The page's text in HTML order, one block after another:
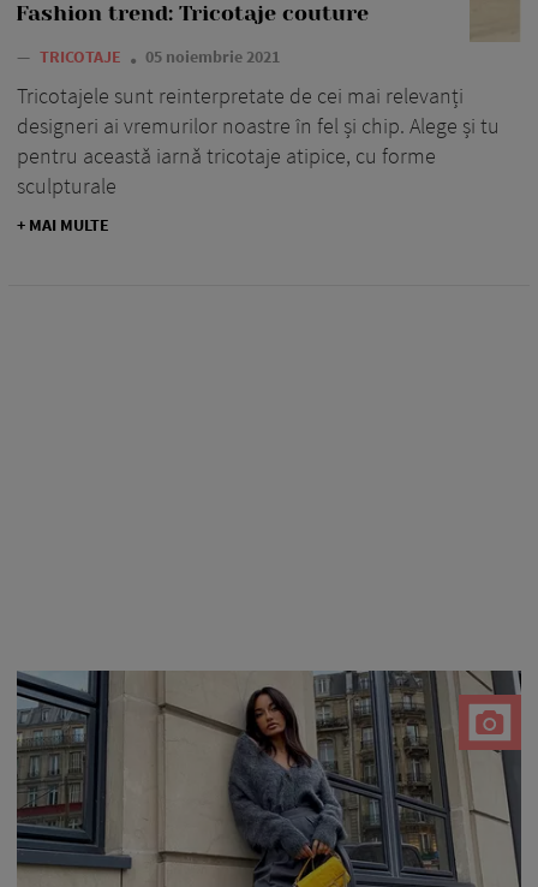
Fashion trend: Tricotaje couture
— TRICOTAJE 05 noiembrie 2021
Tricotajele sunt reinterpretate de cei mai relevanți
designeri ai vremurilor noastre în fel și chip. Alege și tu
pentru această iarnă tricotaje atipice, cu forme
sculpturale
+ MAI MULTE